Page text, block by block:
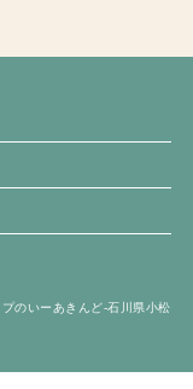
のいーあきんど-石川県小松